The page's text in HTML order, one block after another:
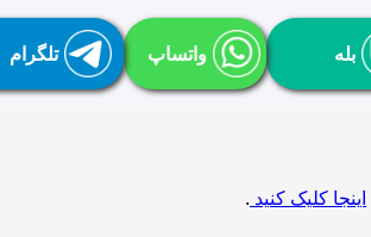
بله واتساپ تلگرام
اینجا کلیک کنید .